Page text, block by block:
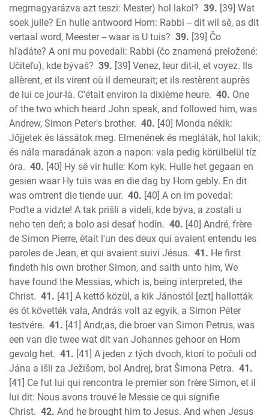
megmagyarázva azt teszi: Mester) hol lakol? 39. [39] Wat
soek julle? En hulle antwoord Hom: Rabbi -- dit wil sê, as dit
vertaal word, Meester -- waar is U tuis? 39. [39] Čo
hľadáte? A oni mu povedali: Rabbi (čo znamená preložené:
Učiteľu), kde bývaš? 39. [39] Venez, leur dit-il, et voyez. Ils
allèrent, et ils virent où il demeurait; et ils restèrent auprès
de lui ce jour-là. C'était environ la dixième heure. 40. One
of the two which heard John speak, and followed him, was
Andrew, Simon Peter's brother. 40. [40] Monda nékik:
Jőjjetek és lássátok meg. Elmenének és megláták, hol lakik;
és nála maradának azon a napon: vala pedig körülbelül tíz
óra. 40. [40] Hy sê vir hulle: Kom kyk. Hulle het gegaan en
gesien waar Hy tuis was en die dag by Hom gebly. En dit
was omtrent die tiende uur. 40. [40] A on im povedal:
Poďte a vidzte! A tak prišli a videli, kde býva, a zostali u
neho ten deň; a bolo asi desať hodín. 40. [40] André, frère
de Simon Pierre, était l'un des deux qui avaient entendu les
paroles de Jean, et qui avaient suivi Jésus. 41. He first
findeth his own brother Simon, and saith unto him, We
have found the Messias, which is, being interpreted, the
Christ. 41. [41] A kettő közül, a kik Jánostól [ezt] hallották
és őt követték vala, András volt az egyik, a Simon Péter
testvére. 41. [41] Andr,as, die broer van Simon Petrus, was
een van die twee wat dit van Johannes gehoor en Hom
gevolg het. 41. [41] A jeden z tých dvoch, ktorí to počuli od
Jána a išli za Ježišom, bol Andrej, brat Šimona Petra. 41.
[41] Ce fut lui qui rencontra le premier son frère Simon, et il
lui dit: Nous avons trouvé le Messie ce qui signifie
Christ. 42. And he brought him to Jesus. And when Jesus